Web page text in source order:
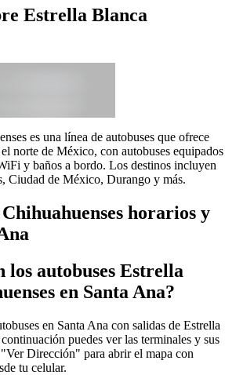
Estrella Blanca
es una línea de autobuses que ofrece
norte de México, con autobuses equipados
y baños a bordo. Los destinos incluyen
Ciudad de México, Durango y más.
horarios y
los autobuses Estrella
en Santa Ana?
en Santa Ana con salidas de Estrella
puedes ver las terminales y sus
Dirección" para abrir el mapa con
tu celular.